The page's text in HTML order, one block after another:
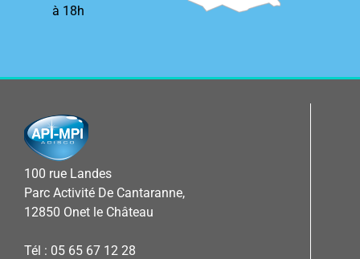
à 18h
100 rue Landes
Parc Activité De Cantaranne,
12850 Onet le Château
Tél : 05 65 67 12 28